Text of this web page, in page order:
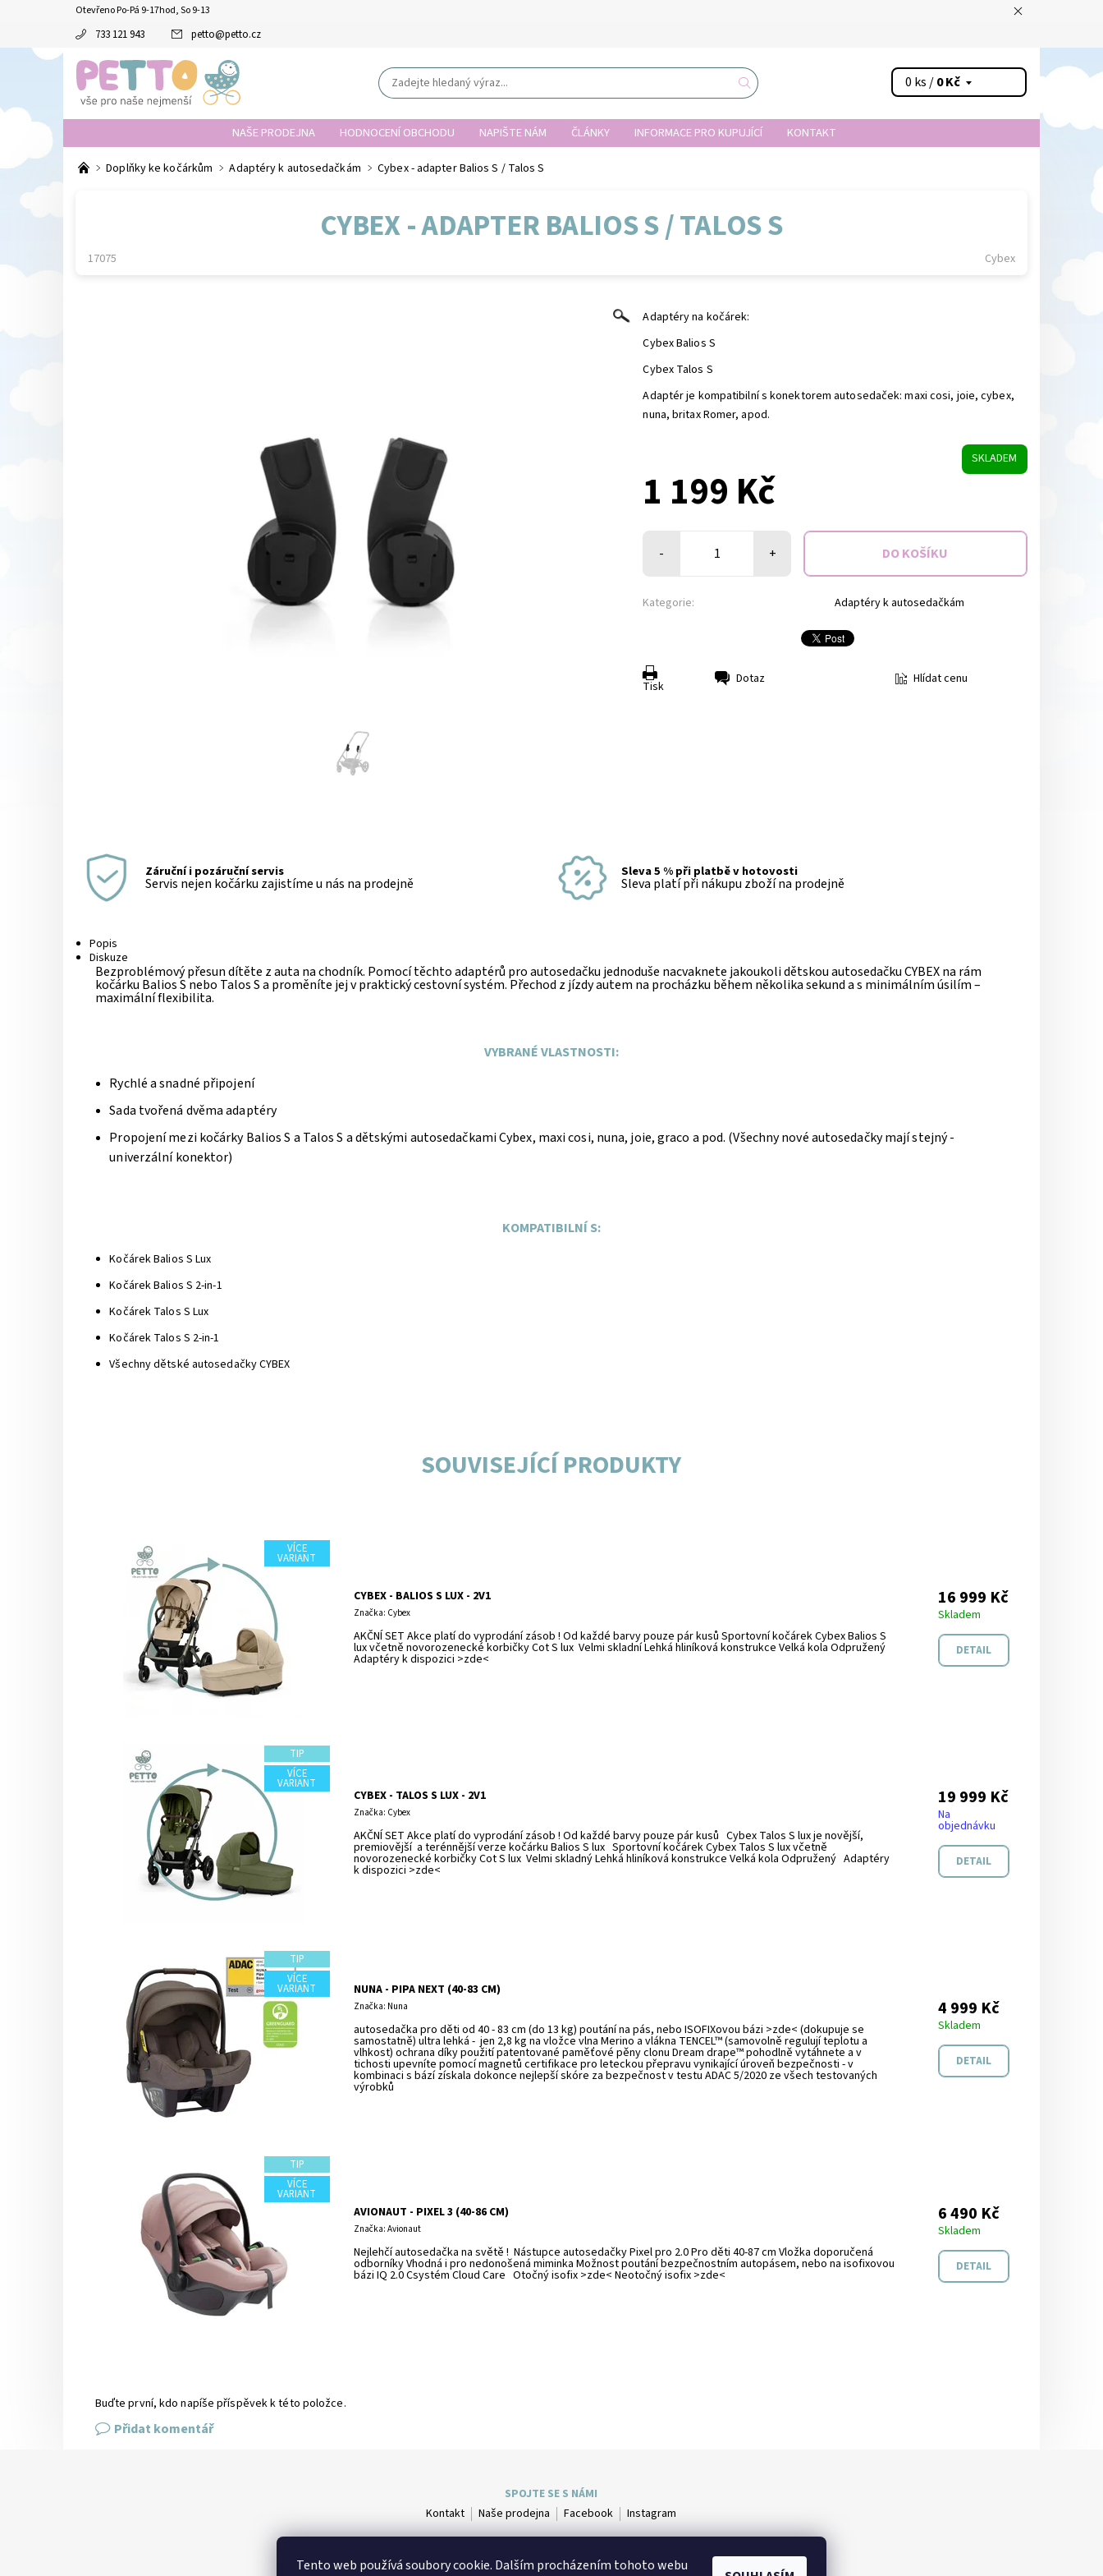
Otevřeno Po-Pá 9-17hod, So 9-13
733 121 943 petto@petto.cz
0 ks /0 Kč
NAŠE PRODEJNA HODNOCENÍ OBCHODU NAPIŠTE NÁM ČLÁNKY INFORMACE PRO KUPUJÍCÍ KONTAKT
Doplňky ke kočárkům Adaptéry k autosedačkám Cybex - adapter Balios S / Talos S
CYBEX - ADAPTER BALIOS S / TALOS S
17075 Cybex
Adaptéry na kočárek:
Cybex Balios S
Cybex Talos S
Adaptér je kompatibilní s konektorem autosedaček: maxi cosi, joie, cybex,
nuna, britax Romer, apod.
SKLADEM
1 199 Kč
- +
Kategorie: Adaptéry k autosedačkám
Tisk Dotaz Hlídat cenu
Záruční i pozáruční servis
Servis nejen kočárku zajistíme u nás na prodejně
Sleva 5 % při platbě v hotovosti
Sleva platí při nákupu zboží na prodejně
Popis
Diskuze
Bezproblémový přesun dítěte z auta na chodník. Pomocí těchto adaptérů pro autosedačku jednoduše nacvaknete jakoukoli dětskou autosedačku CYBEX na rám
kočárku Balios S nebo Talos S a proměníte jej v praktický cestovní systém. Přechod z jízdy autem na procházku během několika sekund a s minimálním úsilím –
maximální flexibilita.
VYBRANÉ VLASTNOSTI:
Rychlé a snadné připojení
Sada tvořená dvěma adaptéry
Propojení mezi kočárky Balios S a Talos S a dětskými autosedačkami Cybex, maxi cosi, nuna, joie, graco a pod. (Všechny nové autosedačky mají stejný -
univerzální konektor)
KOMPATIBILNÍ S:
Kočárek Balios S Lux
Kočárek Balios S 2-in-1
Kočárek Talos S Lux
Kočárek Talos S 2-in-1
Všechny dětské autosedačky CYBEX
SOUVISEJÍCÍ PRODUKTY
VÍCE
VARIANT
CYBEX - BALIOS S LUX - 2V1
Značka: Cybex
AKČNÍ SET Akce platí do vyprodání zásob ! Od každé barvy pouze pár kusů Sportovní kočárek Cybex Balios S
lux včetně novorozenecké korbičky Cot S lux Velmi skladní Lehká hliníková konstrukce Velká kola Odpružený
Adaptéry k dispozici >zde<
16 999 Kč
Skladem
DETAIL
TIP
VÍCE
VARIANT
CYBEX - TALOS S LUX - 2V1
Značka: Cybex
AKČNÍ SET Akce platí do vyprodání zásob ! Od každé barvy pouze pár kusů Cybex Talos S lux je novější,
premiovější a terénnější verze kočárku Balios S lux Sportovní kočárek Cybex Talos S lux včetně
novorozenecké korbičky Cot S lux Velmi skladný Lehká hliníková konstrukce Velká kola Odpružený Adaptéry
k dispozici >zde<
19 999 Kč
Na
objednávku
DETAIL
TIP
VÍCE
VARIANT NUNA - PIPA NEXT (40-83 CM)
Značka: Nuna
autosedačka pro děti od 40 - 83 cm (do 13 kg) poutání na pás, nebo ISOFIXovou bázi >zde< (dokupuje se
samostatně) ultra lehká - jen 2,8 kg na vložce vlna Merino a vlákna TENCEL™ (samovolně regulují teplotu a
vlhkost) ochrana díky použití patentované paměťové pěny clonu Dream drape™ pohodlně vytáhnete a v
tichosti upevníte pomocí magnetů certifikace pro leteckou přepravu vynikající úroveň bezpečnosti - v
kombinaci s bází získala dokonce nejlepší skóre za bezpečnost v testu ADAC 5/2020 ze všech testovaných
výrobků
4 999 Kč
Skladem
DETAIL
TIP
VÍCE
VARIANT
AVIONAUT - PIXEL 3 (40-86 CM)
Značka: Avionaut
Nejlehčí autosedačka na světě ! Nástupce autosedačky Pixel pro 2.0 Pro děti 40-87 cm Vložka doporučená
odborníky Vhodná i pro nedonošená miminka Možnost poutání bezpečnostním autopásem, nebo na isofixovou
bázi IQ 2.0 Csystém Cloud Care Otočný isofix >zde< Neotočný isofix >zde<
6 490 Kč
Skladem
DETAIL
Buďte první, kdo napíše příspěvek k této položce.
Přidat komentář
SPOJTE SE S NÁMI
Kontakt
Naše prodejna Facebook Instagram
Tento web používá soubory cookie. Dalším procházením tohoto webu